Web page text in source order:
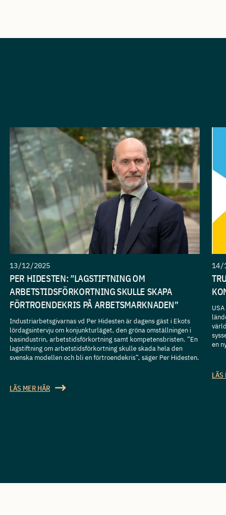
13/12/2025
PER HIDESTEN: ”LAGSTIFTNING OM
ARBETSTIDSFÖRKORTNING SKULLE SKAPA
FÖRTROENDEKRIS PÅ ARBETSMARKNADEN”
Industriarbetsgivarnas vd Per Hidesten är dagens gäst i Ekots
lördagsintervju om konjunkturläget, den gröna omställningen i
basindustrin, arbetstidsförkortning samt kompetensbristen. ”En
lagstiftning om arbetstidsförkortning skulle skada hela den
svenska modellen och bli en förtroendekris”, säger Per Hidesten.
LÄS MER HÄR
14/
en
LÄS